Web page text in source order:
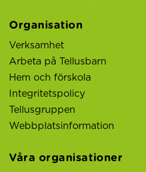
Organisation
Verksamhet
Arbeta på Tellusbarn
Hem och förskola
Integritetspolicy
Tellusgruppen
Webbplatsinformation
Våra organisationer